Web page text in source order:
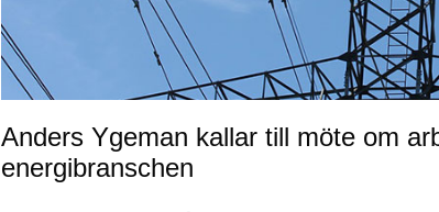
Anders Ygeman kallar till möte om
energibranschen